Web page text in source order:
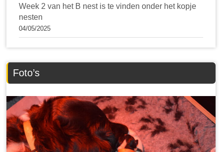
Week 2 van het B nest is te vinden onder het kopje
nesten
04/05/2025
Foto’s